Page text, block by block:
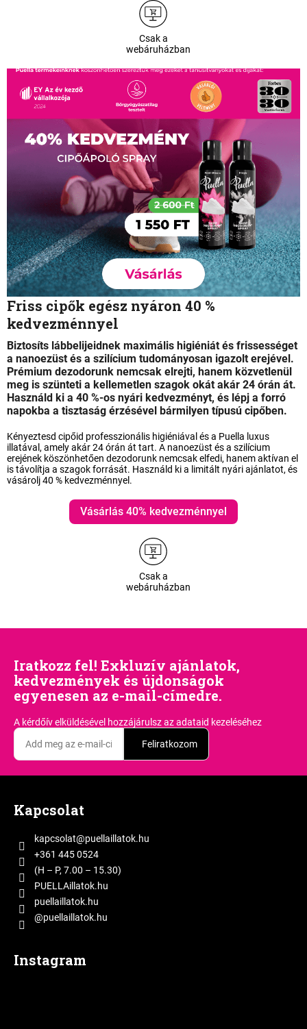
Csak a
webáruházban
Friss cipők egész nyáron 40 %
kedvezménnyel
Biztosíts lábbelijeidnek maximális higiéniát és frissességet
a nanoezüst és a szilícium tudományosan igazolt erejével.
Prémium dezodorunk nemcsak elrejti, hanem közvetlenül
meg is szünteti a kellemetlen szagok okát akár 24 órán át.
Használd ki a 40 %-os nyári kedvezményt, és lépj a forró
napokba a tisztaság érzésével bármilyen típusú cipőben.
Kényeztesd cipőid professzionális higiéniával és a Puella luxus
illatával, amely akár 24 órán át tart. A nanoezüst és a szilícium
erejének köszönhetően dezodorunk nemcsak elfedi, hanem aktívan el
is távolítja a szagok forrását. Használd ki a limitált nyári ajánlatot, és
vásárolj 40 % kedvezménnyel.
Vásárlás 40% kedvezménnyel
Csak a
webáruházban
Iratkozz fel! Exkluzív ajánlatok,
kedvezmények és újdonságok
egyenesen az e-mail-címedre.
A kérdőív elküldésével hozzájárulszaz adataid kezeléséhez
Feliratkozom
Kapcsolat
kapcsolat@puellaillatok.hu
+361 445 0524
(H – P, 7.00 – 15.30)
PUELLAillatok.hu
puellaillatok.hu
@puellaillatok.hu
Instagram